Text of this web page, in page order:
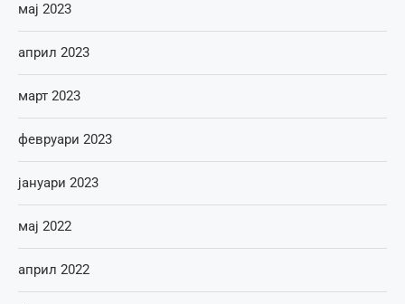
мај 2023
април 2023
март 2023
февруари 2023
јануари 2023
мај 2022
април 2022